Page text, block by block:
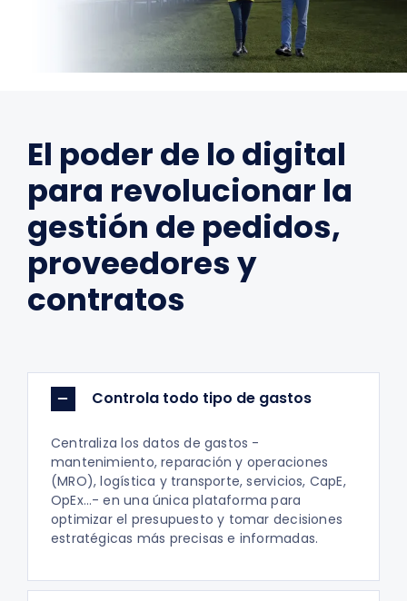
El poder de lo digital
para revolucionar la
gestión de pedidos,
proveedores y
contratos
Controla todo tipo de gastos
Centraliza los datos de gastos -
mantenimiento, reparación y operaciones
(MRO), logística y transporte, servicios, CapE,
OpEx…- en una única plataforma para
optimizar el presupuesto y tomar decisiones
estratégicas más precisas e informadas.